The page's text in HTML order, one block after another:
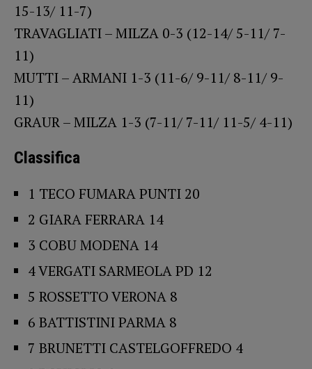
15-13/ 11-7)
TRAVAGLIATI – MILZA 0-3 (12-14/ 5-11/ 7-
11)
MUTTI – ARMANI 1-3 (11-6/ 9-11/ 8-11/ 9-
11)
GRAUR – MILZA 1-3 (7-11/ 7-11/ 11-5/ 4-11)
Classifica
1 TECO FUMARA PUNTI 20
2 GIARA FERRARA 14
3 COBU MODENA 14
4 VERGATI SARMEOLA PD 12
5 ROSSETTO VERONA 8
6 BATTISTINI PARMA 8
7 BRUNETTI CASTELGOFFREDO 4